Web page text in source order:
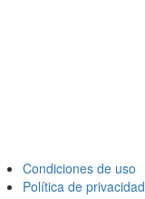
Condiciones de uso
Política de privacidad